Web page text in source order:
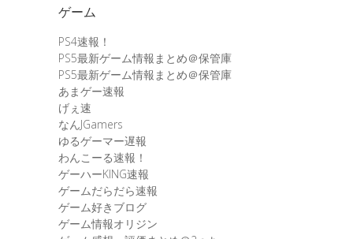
ゲーム
PS4速報！
PS5最新ゲーム情報まとめ＠保管庫
PS5最新ゲーム情報まとめ＠保管庫
あまゲー速報
げぇ速
なんJGamers
ゆるゲーマー遅報
わんこーる速報！
ゲーハーKING速報
ゲームだらだら速報
ゲーム好きブログ
ゲーム情報オリジン